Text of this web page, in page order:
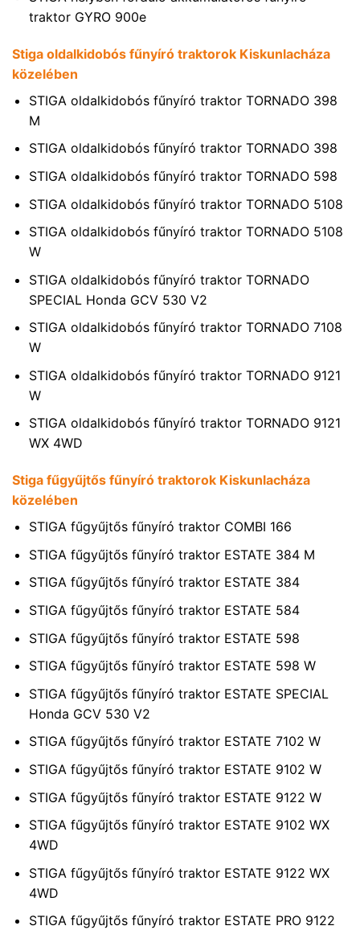
traktor GYRO 900e
Stiga oldalkidobós fűnyíró traktorok Kiskunlacháza
közelében
STIGA oldalkidobós fűnyíró traktor TORNADO 398
M
STIGA oldalkidobós fűnyíró traktor TORNADO 398
STIGA oldalkidobós fűnyíró traktor TORNADO 598
STIGA oldalkidobós fűnyíró traktor TORNADO 5108
STIGA oldalkidobós fűnyíró traktor TORNADO 5108
W
STIGA oldalkidobós fűnyíró traktor TORNADO
SPECIAL Honda GCV 530 V2
STIGA oldalkidobós fűnyíró traktor TORNADO 7108
W
STIGA oldalkidobós fűnyíró traktor TORNADO 9121
W
STIGA oldalkidobós fűnyíró traktor TORNADO 9121
WX 4WD
Stiga fűgyűjtős fűnyíró traktorok Kiskunlacháza
közelében
STIGA fűgyűjtős fűnyíró traktor COMBI 166
STIGA fűgyűjtős fűnyíró traktor ESTATE 384 M
STIGA fűgyűjtős fűnyíró traktor ESTATE 384
STIGA fűgyűjtős fűnyíró traktor ESTATE 584
STIGA fűgyűjtős fűnyíró traktor ESTATE 598
STIGA fűgyűjtős fűnyíró traktor ESTATE 598 W
STIGA fűgyűjtős fűnyíró traktor ESTATE SPECIAL
Honda GCV 530 V2
STIGA fűgyűjtős fűnyíró traktor ESTATE 7102 W
STIGA fűgyűjtős fűnyíró traktor ESTATE 9102 W
STIGA fűgyűjtős fűnyíró traktor ESTATE 9122 W
STIGA fűgyűjtős fűnyíró traktor ESTATE 9102 WX
4WD
STIGA fűgyűjtős fűnyíró traktor ESTATE 9122 WX
4WD
STIGA fűgyűjtős fűnyíró traktor ESTATE PRO 9122